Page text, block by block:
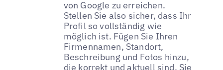
von Google zu erreichen.
Stellen Sie also sicher, dass Ihr
Profil so vollständig wie
möglich ist. Fügen Sie Ihren
Firmennamen, Standort,
Beschreibung und Fotos hinzu,
die korrekt und aktuell sind. Sie